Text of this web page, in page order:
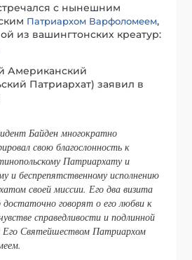
с нынешним
Патриархом Варфоломеем,
из вашингтонских креатур:
Американский
Патриархат) заявил в
Байден многократно
свою благослонность к
Патриархату и
и беспрепятственному исполнению
своей миссии. Его два визита
говорят о его любви к
справедливости и подлинной
Его Святейшеством Патриархом